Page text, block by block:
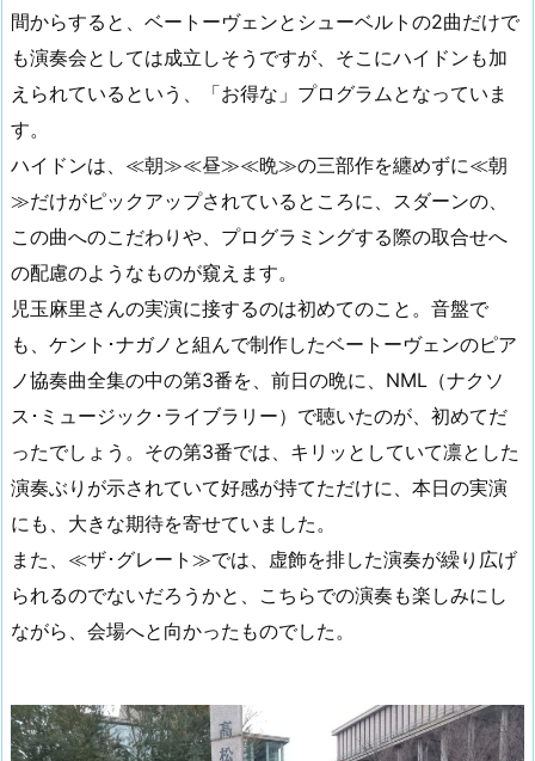
間からすると、ベートーヴェンとシューベルトの2曲だけで
も演奏会としては成立しそうですが、そこにハイドンも加
えられているという、「お得な」プログラムとなっていま
す。
ハイドンは、≪朝≫≪昼≫≪晩≫の三部作を纏めずに≪朝
≫だけがピックアップされているところに、スダーンの、
この曲へのこだわりや、プログラミングする際の取合せへ
の配慮のようなものが窺えます。
児玉麻里さんの実演に接するのは初めてのこと。音盤で
も、ケント･ナガノと組んで制作したベートーヴェンのピア
ノ協奏曲全集の中の第3番を、前日の晩に、NML（ナクソ
ス･ミュージック･ライブラリー）で聴いたのが、初めてだ
ったでしょう。その第3番では、キリッとしていて凛とした
演奏ぶりが示されていて好感が持てただけに、本日の実演
にも、大きな期待を寄せていました。
また、≪ザ･グレート≫では、虚飾を排した演奏が繰り広げ
られるのでないだろうかと、こちらでの演奏も楽しみにし
ながら、会場へと向かったものでした。